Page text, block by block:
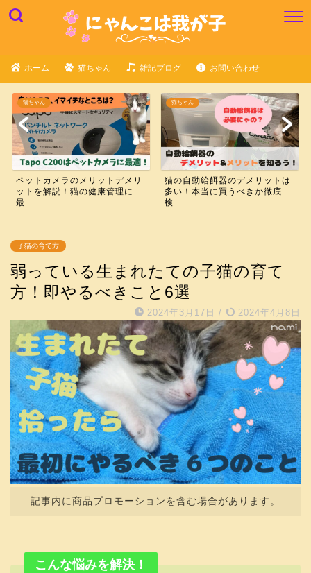
ホーム 猫ちゃん 雑記ブログ お問い合わせ
猫ちゃん
ペットカメラのメリットデメリ
ットを解説！猫の健康管理に
最...
猫ちゃん
猫の自動給餌器のデメリットは
多い！本当に買うべきか徹底
検...
子猫の育て方
弱っている生まれたての子猫の育て
方！即やるべきこと6選
2024年3月17日 / 2024年4月8日
記事内に商品プロモーションを含む場合があります。
こんな悩みを解決！